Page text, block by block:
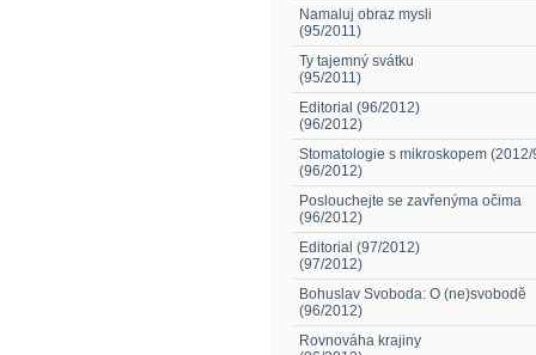
Namaluj obraz mysli
(95/2011)
Ty tajemný svátku
(95/2011)
Editorial (96/2012)
(96/2012)
Stomatologie s mikroskopem (2012/
(96/2012)
Poslouchejte se zavřenýma očima
(96/2012)
Editorial (97/2012)
(97/2012)
Bohuslav Svoboda: O (ne)svobodě
(96/2012)
Rovnováha krajiny